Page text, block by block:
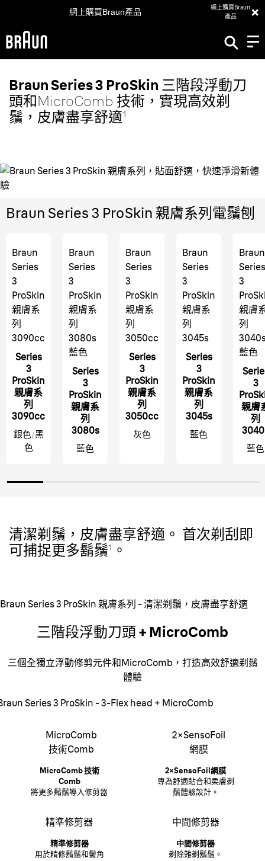
網上購買Braun產品
網上購買Braun
產品
×
Braun Series 3 ProSkin 三階段浮動刀
頭和MicroComb 技術，實現高效剃
鬚，皮膚盡享舒適¹
Braun Series 3 ProSkin 親膚系列電鬚刨
Braun
Series
3
ProSkin
親膚系
列
3090cc
Series
3
ProSkin
親膚系
列
3090cc
銀色/黑
色
Braun
Series
3
ProSkin
親膚系
列
3080s
藍色
Series
3
ProSkin
親膚系
列
3080s
藍色
Braun
Series
3
ProSkin
親膚系
列
3050cc
Series
3
ProSkin
親膚系
列
3050cc
灰色
Braun
Series
3
ProSkin
親膚系
列
3045s
Series
3
ProSkin
親膚系
列
3045s
藍色
Braun
Series
3
親膚
列
藍色
3
親膚
列
藍色
清潔剃鬚，皮膚盡享舒適 。 首次剃刮即
可捕捉更多鬍鬚¹。
Braun Series 3 ProSkin 親膚系列 - 清潔剃鬚，皮膚盡享舒適
三階段浮動刀頭 + MicroComb
三個全獨立浮動修剪元件和MicroComb，打造高效舒適剃鬚
體驗
Series 3 ProSkin - 3-Flex head + MicroComb
MicroComb
技術Comb
MicroComb 技術
Comb
將更多鬍鬚導入修剪器
2×SensoFoil
網膜
2×SensoFoil網膜
專為舒適貼合和柔膚剃
鬚體驗設計。
精準修剪器
精準修剪器
用於精修鬍鬚和鬢角
中間修剪器
中間修剪器
剃除難剃鬍鬚。